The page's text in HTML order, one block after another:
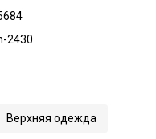
2430
Верхняя одежда